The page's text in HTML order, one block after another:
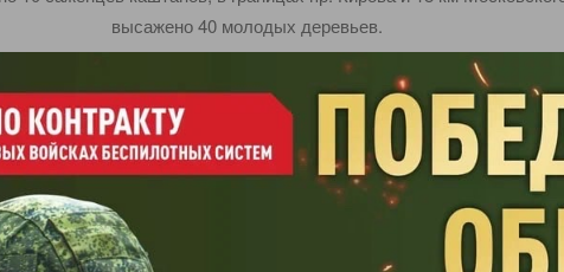
высажено 40 молодых деревьев.
30 каштанов вдоль ул. Ново-Садовой – в границах ул. Шверника
параметрами: деревья имеют сформированную крону и
«АСАДО» будет осуществлять уход за вновь посаженными